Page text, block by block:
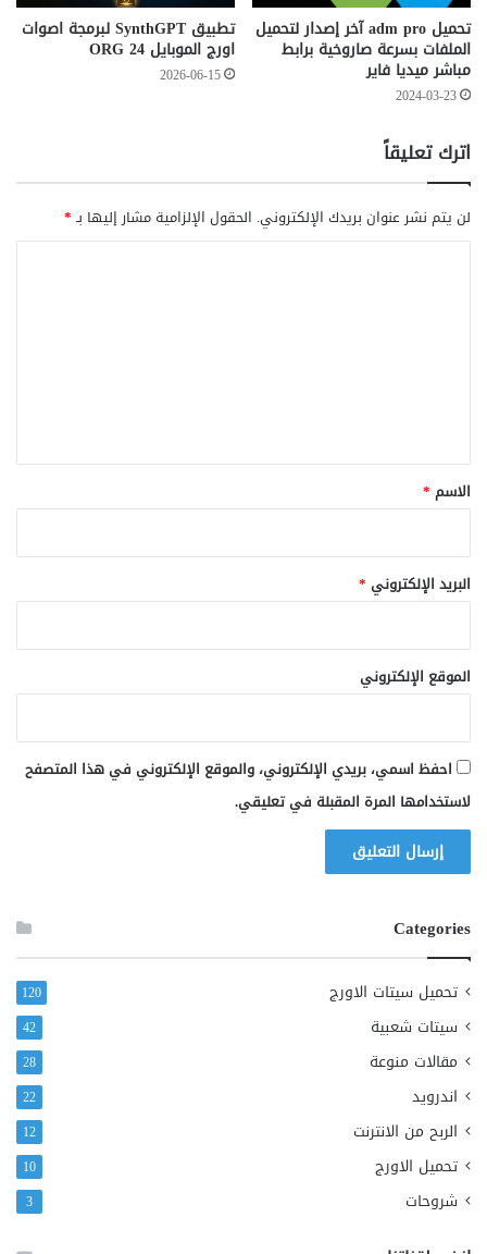
تحميل adm pro آخر إصدار لتحميل
الملفات بسرعة صاروخية برابط
مباشر ميديا فاير
2024-03-23
تطبيق SynthGPT لبرمجة اصوات
اورج الموبايل ORG 24
2026-06-15
اترك تعليقاً
لن يتم نشر عنوان بريدك الإلكتروني. الحقول الإلزامية مشار إليها بـ*
*
الاسم *
البريد الإلكتروني *
الموقع الإلكتروني
احفظ اسمي، بريدي الإلكتروني، والموقع الإلكتروني في هذا المتصفح
لاستخدامها المرة المقبلة في تعليقي.
Categories
تحميل سيتات الاورج 120
سيتات شعبية 42
مقالات منوعة 28
اندرويد 22
الربح من الانترنت 12
تحميل الاورج 10
شروحات 3